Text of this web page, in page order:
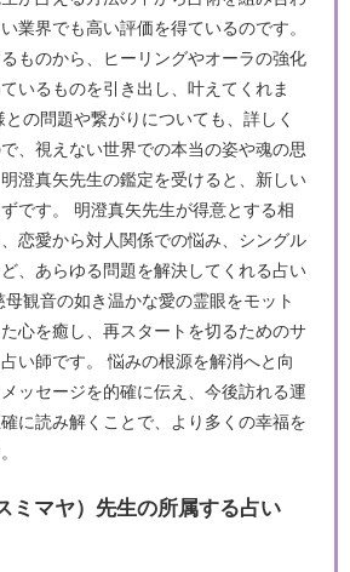
業界でも高い評価を得ているのです。
ものから、ヒーリングやオーラの強化
いるものを引き出し、叶えてくれま
の問題や繋がりについても、詳しく
、視えない世界での本当の姿や魂の思
澄真矢先生の鑑定を受けると、新しい
です。 明澄真矢先生が得意とする相
恋愛から対人関係での悩み、シングル
、あらゆる問題を解決してくれる占い
観音の如き温かな愛の霊眼をモット
心を癒し、再スタートを切るためのサ
い師です。 悩みの根源を解消へと向
ッセージを的確に伝え、今後訪れる運
に読み解くことで、より多くの幸福を
ミマヤ）先生の所属する占い